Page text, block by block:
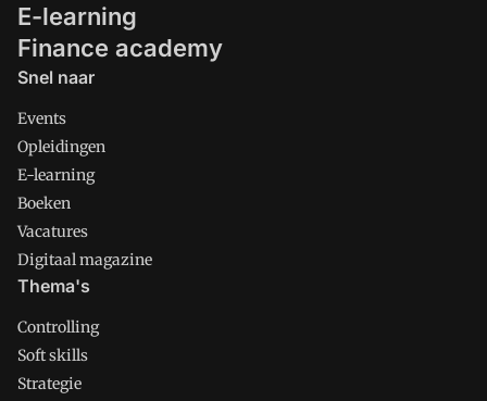
E-learning
Finance academy
Snel naar
Events
Opleidingen
E-learning
Boeken
Vacatures
Digitaal magazine
Thema's
Controlling
Soft skills
Strategie